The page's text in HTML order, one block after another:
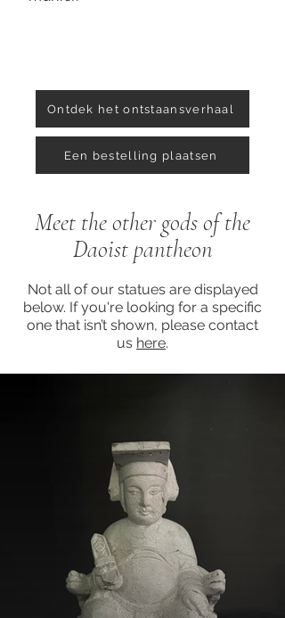
Ontdek het ontstaansverhaal
Een bestelling plaatsen
Meet the other gods of the
Daoist pantheon
Not all of our statues are displayed
below. If you're looking for a specific
one that isn’t shown, please contact
us here.